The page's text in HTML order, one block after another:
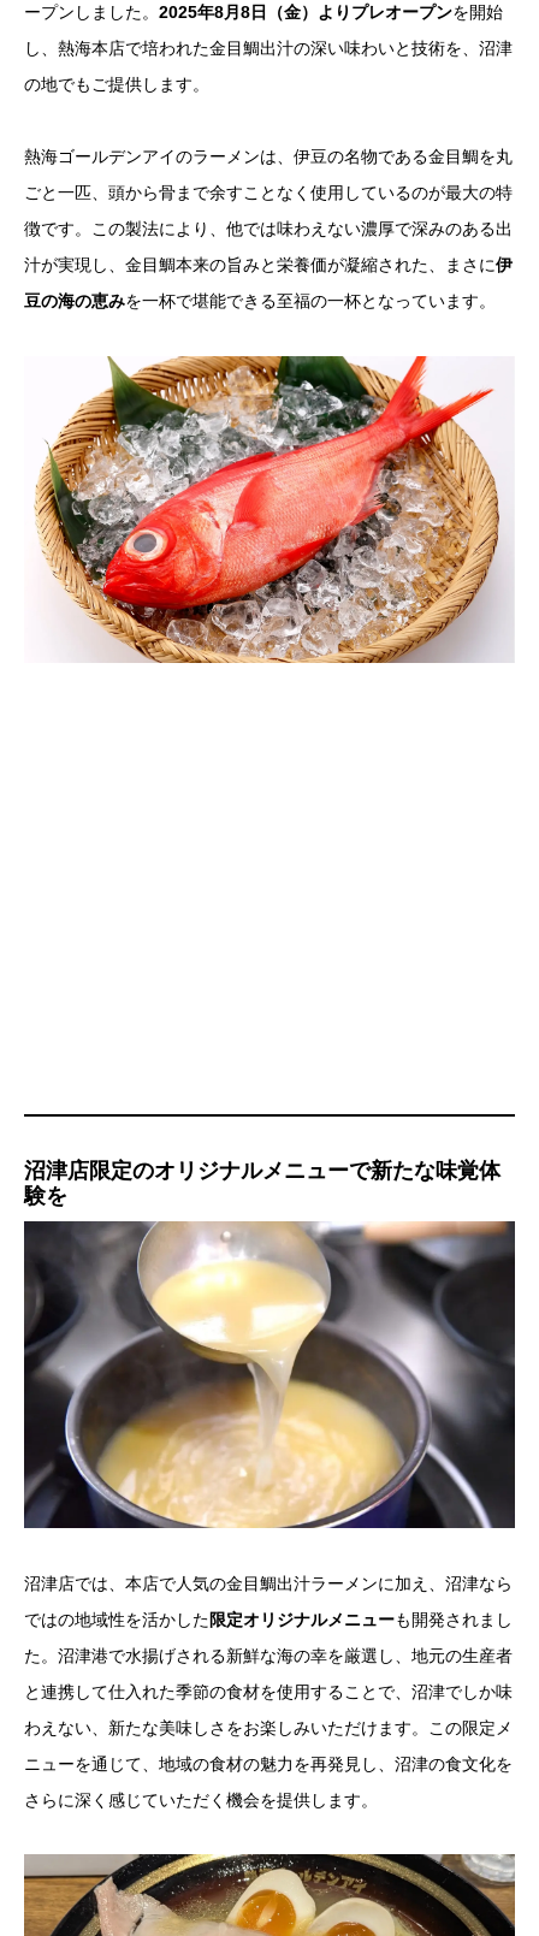
ープンしました。 2025年8月8日（金）よりプレオープンを開始
し、熱海本店で培われた金目鯛出汁の深い味わいと技術を、沼津
の地でもご提供します。
熱海ゴールデンアイのラーメンは、伊豆の名物である金目鯛を丸
ごと一匹、頭から骨まで余すことなく使用しているのが最大の特
徴です。この製法により、他では味わえない濃厚で深みのある出
汁が実現し、金目鯛本来の旨みと栄養価が凝縮された、まさに伊
豆の海の恵みを一杯で堪能できる至福の一杯となっています。
沼津店限定のオリジナルメニューで新たな味覚体
験を
沼津店では、本店で人気の金目鯛出汁ラーメンに加え、沼津なら
ではの地域性を活かした限定オリジナルメニューも開発されまし
た。沼津港で水揚げされる新鮮な海の幸を厳選し、地元の生産者
と連携して仕入れた季節の食材を使用することで、沼津でしか味
わえない、新たな美味しさをお楽しみいただけます。この限定メ
ニューを通じて、地域の食材の魅力を再発見し、沼津の食文化を
さらに深く感じていただく機会を提供します。